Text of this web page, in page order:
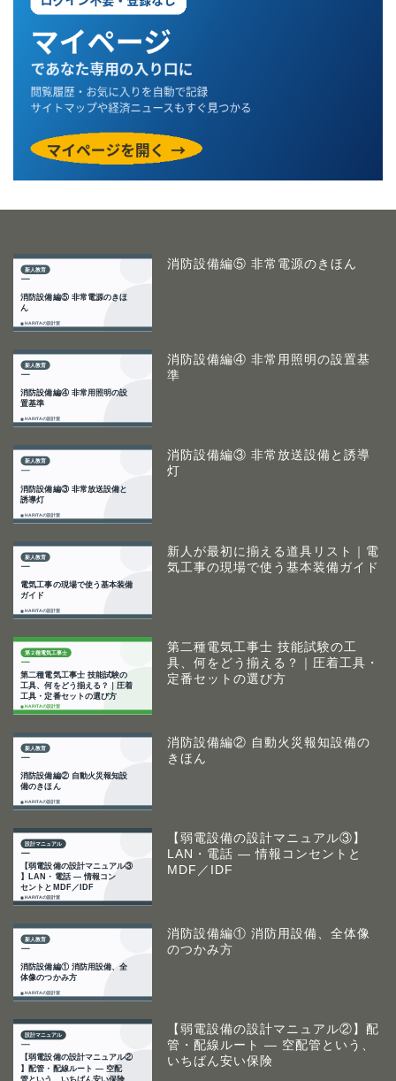
消防設備編⑤ 非常電源のきほん
消防設備編④ 非常用照明の設置基
準
消防設備編③ 非常放送設備と誘導
灯
新人が最初に揃える道具リスト｜電
気工事の現場で使う基本装備ガイド
第二種電気工事士 技能試験の工
具、何をどう揃える？｜圧着工具・
定番セットの選び方
消防設備編② 自動火災報知設備の
きほん
【弱電設備の設計マニュアル③】
LAN・電話 ― 情報コンセントと
MDF／IDF
消防設備編① 消防用設備、全体像
のつかみ方
【弱電設備の設計マニュアル②】配
管・配線ルート ― 空配管という、
いちばん安い保険